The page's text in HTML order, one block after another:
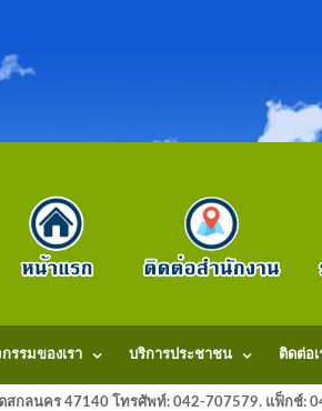
รรมของเรา บริการประชาชน ติดต่อเ
ลนคร 47140 โทรศัพท์: 042-707579. แฟ็กช์: